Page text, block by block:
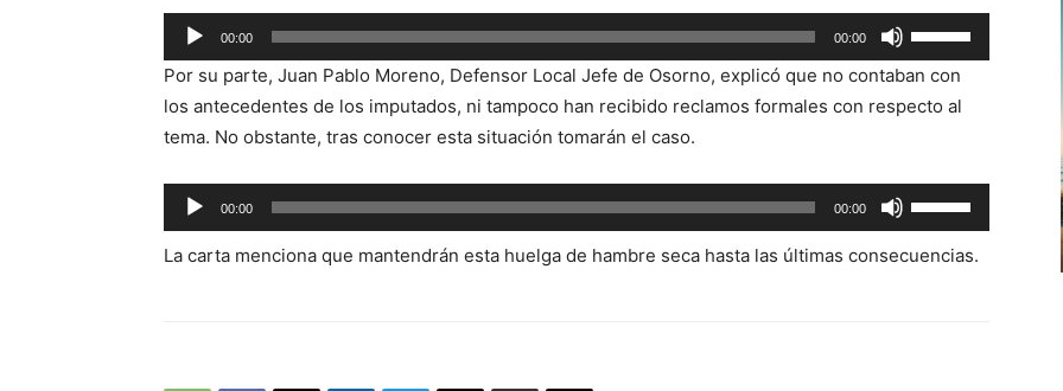
Reproductor
de
audio
00:00 00:00
Utiliza
las
teclas
de
arriba/abajo
para
aumentar
Por su parte, Juan Pablo Moreno, Defensor Local Jefe de Osorno, explicó que no contaban con
los antecedentes de los imputados, ni tampoco han recibido reclamos formales con respecto al
tema. No obstante, tras conocer esta situación tomarán el caso.
Reproductor
de
audio
00:00 00:00
Utiliza
las
teclas
La carta menciona que mantendrán esta huelga de hambre seca hasta las últimas consecuencias.